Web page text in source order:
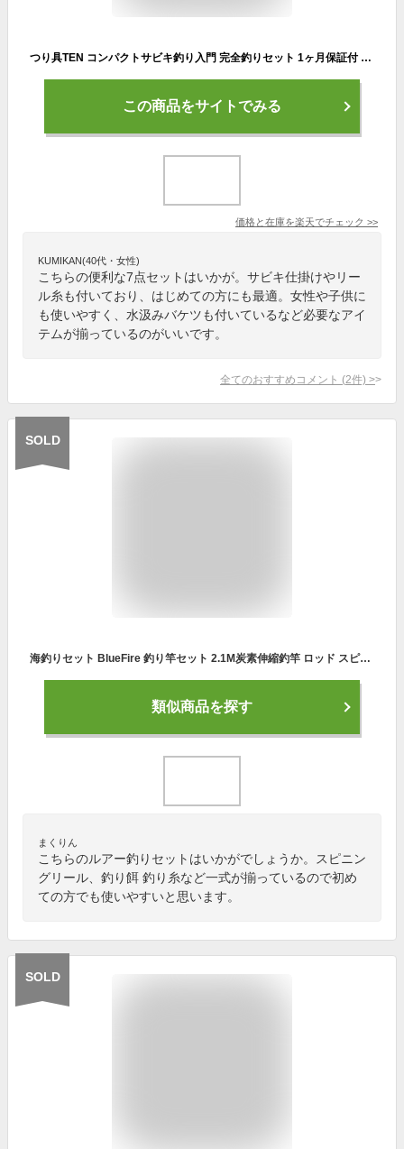
つり具TEN コンパクトサビキ釣り入門 完全釣りセット 1ヶ月保証付 (サビキ釣り竿/リール糸付き/サビキ仕掛け/ アミ姫/他 サビキ釣り全7点セット) | 釣り竿 子供用 女性 釣竿 釣りセット ルアー 水汲みバケツ
この商品をサイトでみる
価格と在庫を楽天でチェック >>
KUMIKAN(40代・女性)
こちらの便利な7点セットはいかが。サビキ仕掛けやリー
ル糸も付いており、はじめての方にも最適。女性や子供に
も使いやすく、水汲みバケツも付いているなど必要なアイ
テムが揃っているのがいいです。
全てのおすすめコメント (2件) >
SOLD
海釣りセット BlueFire 釣り竿セット 2.1M炭素伸縮釣竿 ロッド スピニングリール 釣り餌 釣り糸 日本語説明書付 初心者向け つりざおセット 収納バッグ付き 携帯便利 投げ釣り 海釣りセット 淡水釣り 川釣り 穴釣り 磯釣り 堤防釣り
類似商品を探す
まくりん
こちらのルアー釣りセットはいかがでしょうか。スピニン
グリール、釣り餌 釣り糸など一式が揃っているので初め
ての方でも使いやすいと思います。
SOLD